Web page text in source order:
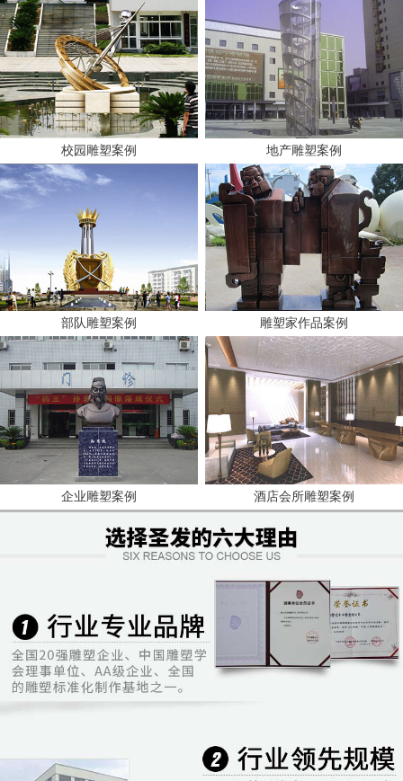
校园雕塑案例
部队雕塑案例
企业雕塑案例
地产雕塑案例
雕塑家作品案例
酒店会所雕塑案例